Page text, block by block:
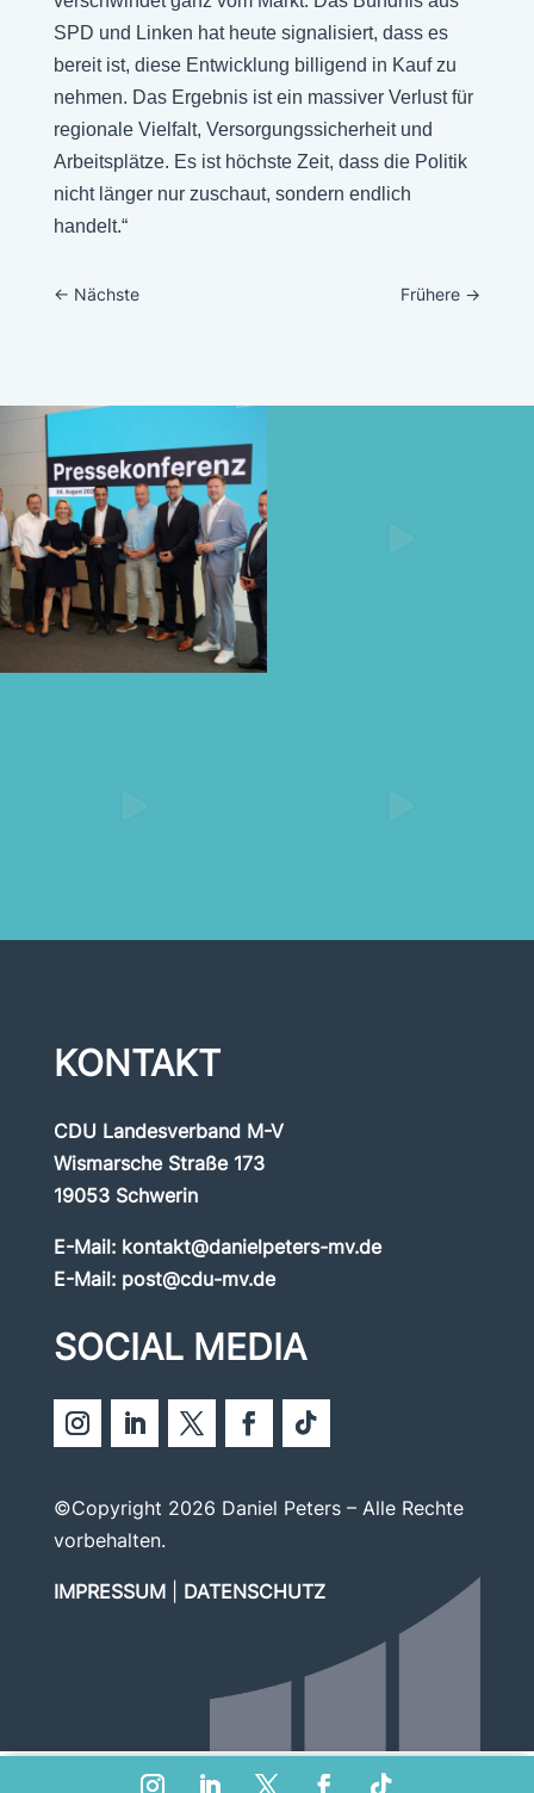
SPD und Linken hat heute signalisiert, dass es
bereit ist, diese Entwicklung billigend in Kauf zu
nehmen. Das Ergebnis ist ein massiver Verlust für
regionale Vielfalt, Versorgungssicherheit und
Arbeitsplätze. Es ist höchste Zeit, dass die Politik
nicht länger nur zuschaut, sondern endlich
handelt.“
← Nächste Frühere →
KONTAKT
CDU Landesverband M-V
Wismarsche Straße 173
19053 Schwerin
E-Mail: kontakt@danielpeters-mv.de
E-Mail: post@cdu-mv.de
SOCIAL MEDIA
©Copyright 2026 Daniel Peters – Alle Rechte
vorbehalten.
IMPRESSUM| DATENSCHUTZ